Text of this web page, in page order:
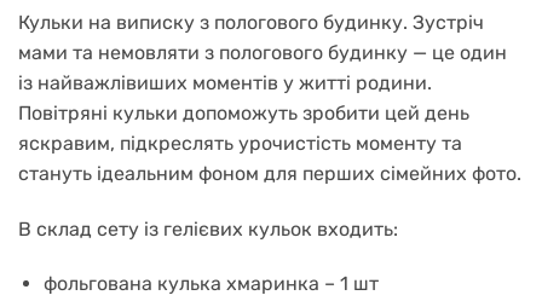
Кульки на виписку з пологового будинку. Зустріч
мами та немовляти з пологового будинку — це один
із найважлівиших моментів у житті родини.
Повітряні кульки допоможуть зробити цей день
яскравим, підкреслять урочистість моменту та
стануть ідеальним фоном для перших сімейних фото.
В склад сету із гелієвих кульок входить:
фольгована кулька хмаринка – 1 шт